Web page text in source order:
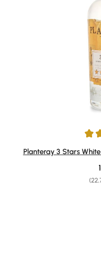
Durchschnittliche
Planteray 3 Stars